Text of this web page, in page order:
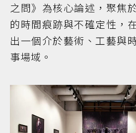
之問》為核心論述，聚焦
的時間痕跡與不確定性，
出一個介於藝術、工藝與
事場域。